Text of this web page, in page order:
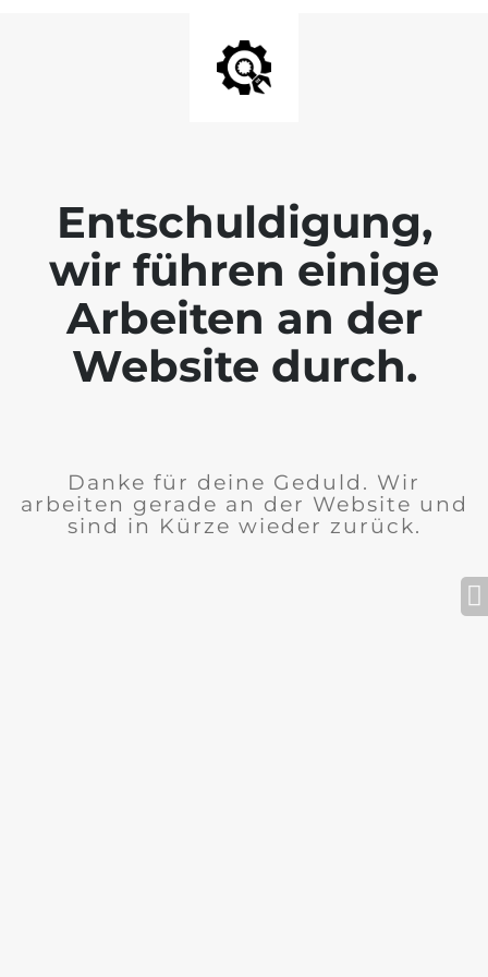
Entschuldigung,
wir führen einige
Arbeiten an der
Website durch.
Danke für deine Geduld. Wir
arbeiten gerade an der Website und
sind in Kürze wieder zurück.